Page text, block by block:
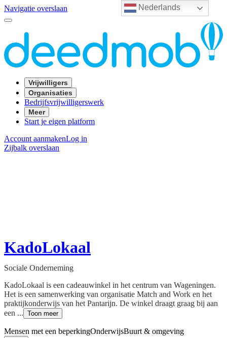
Nederlands
Navigatie overslaan
Vrijwilligers
Organisaties
Bedrijfsvrijwilligerswerk
Meer
Start je eigen platform
Account aanmakenLog in
Zijbalk overslaan
KadoLokaal
Sociale Onderneming
KadoLokaal is een cadeauwinkel in het centrum van Wageningen.
Het is een samenwerking van organisatie Match and Work en het
praktijkonderwijs van het Pantarijn. De winkel draagt graag bij aan
een ... Toon meer
Mensen met een beperkingOnderwijsBuurt & omgeving